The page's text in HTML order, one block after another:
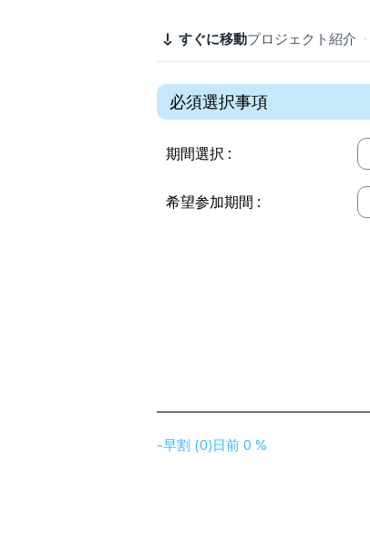
すぐに移動プロジェクト紹介 ·
必須選択事項
期間選択 :
希望参加期間 :
-早割 (0)日前 0 %